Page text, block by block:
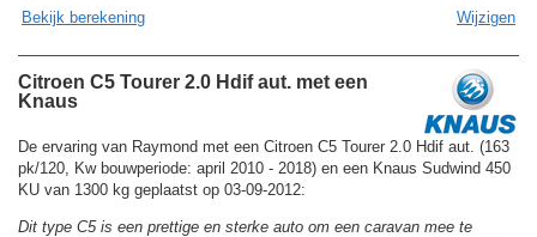
Bekijk berekening Wijzigen
Citroen C5 Tourer 2.0 Hdif aut. met een
Knaus
De ervaring van Raymond met een Citroen C5 Tourer 2.0 Hdif aut. (163
pk/120, Kw bouwperiode: april 2010 - 2018) en een Knaus Sudwind 450
KU van 1300 kg geplaatst op 03-09-2012:
Dit type C5 is een prettige en sterke auto om een caravan mee te